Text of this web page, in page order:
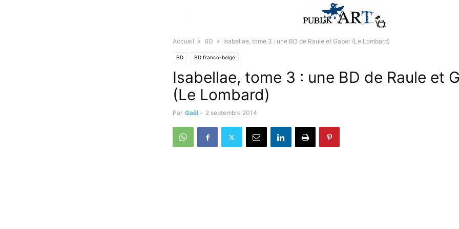
Accueil BD Isabellae, tome 3 : une BD de Raule et Gabor (Le Lombard)
BD BD franco-belge
Isabellae, tome 3 : une BD de Raule et
(Le Lombard)
Par Gaël - 2 septembre 2014